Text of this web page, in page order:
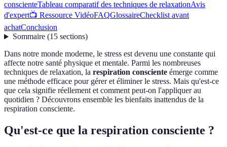
conscienteTableau comparatif des techniques de relaxationAvis
d'expert📺 Ressource VidéoFAQGlossaireChecklist avant
achatConclusion
Sommaire(15 sections)
Dans notre monde moderne, le stress est devenu une constante qui
affecte notre santé physique et mentale. Parmi les nombreuses
techniques de relaxation, la respiration consciente émerge comme
une méthode efficace pour gérer et éliminer le stress. Mais qu'est-ce
que cela signifie réellement et comment peut-on l'appliquer au
quotidien ? Découvrons ensemble les bienfaits inattendus de la
respiration consciente.
Qu'est-ce que la respiration consciente ?